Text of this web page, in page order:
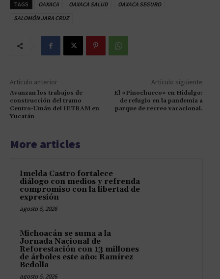
TAGS OAXACA OAXACA SALUD
OAXACA SEGURO
SALOMÓN JARA CRUZ
Artículo anterior
Avanzan los trabajos de
construcción del tramo
Centro-Umán del IETRAM en
Yucatán
Artículo siguiente
El «Pinochueco» en Hidalgo:
de refugio en la pandemia a
parque de recreo vacacional.
More articles
Imelda Castro fortalece
diálogo con medios y refrenda
compromiso con la libertad de
expresión
agosto 5, 2026
Michoacán se suma a la
Jornada Nacional de
Reforestación con 13 millones
de árboles este año: Ramírez
Bedolla
agosto 5, 2026